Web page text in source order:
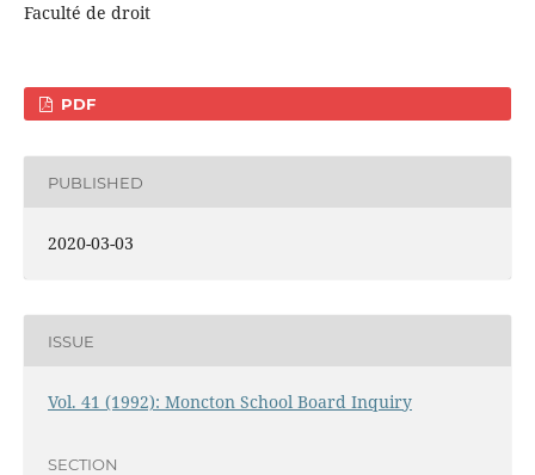
Faculté de droit
PDF
PUBLISHED
2020-03-03
ISSUE
Vol. 41 (1992): Moncton School Board Inquiry
SECTION